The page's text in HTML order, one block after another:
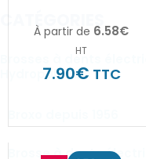
CATÉGORIES
Brosses à dents
Hydropulseurs
Brosse à dents
À partir de 6.58€
HT
7.90€ TTC